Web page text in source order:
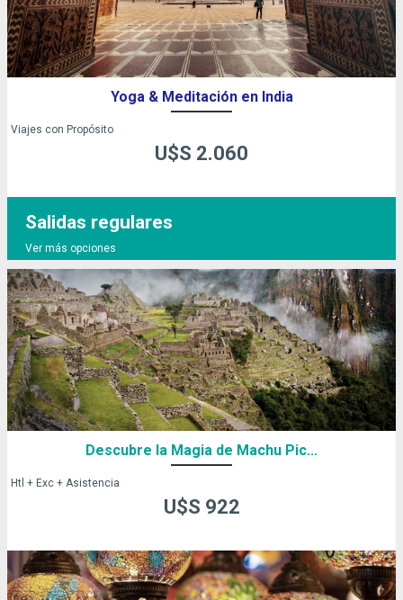
Yoga & Meditación en India
Viajes con Propósito
U$S 2.060
Salidas regulares
Ver más opciones
Descubre la Magia de Machu Pic...
Htl + Exc + Asistencia
U$S 922